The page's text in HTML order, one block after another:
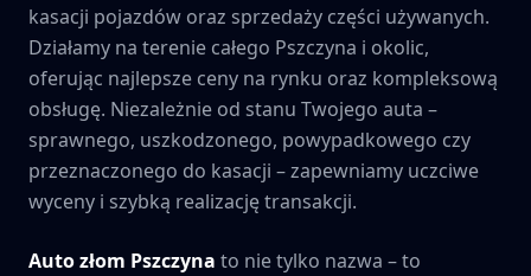
kasacji pojazdów oraz sprzedaży części używanych.
Działamy na terenie całego Pszczyna i okolic,
oferując najlepsze ceny na rynku oraz kompleksową
obsługę. Niezależnie od stanu Twojego auta –
sprawnego, uszkodzonego, powypadkowego czy
przeznaczonego do kasacji – zapewniamy uczciwe
wyceny i szybką realizację transakcji.
Auto złom Pszczyna to nie tylko nazwa – to